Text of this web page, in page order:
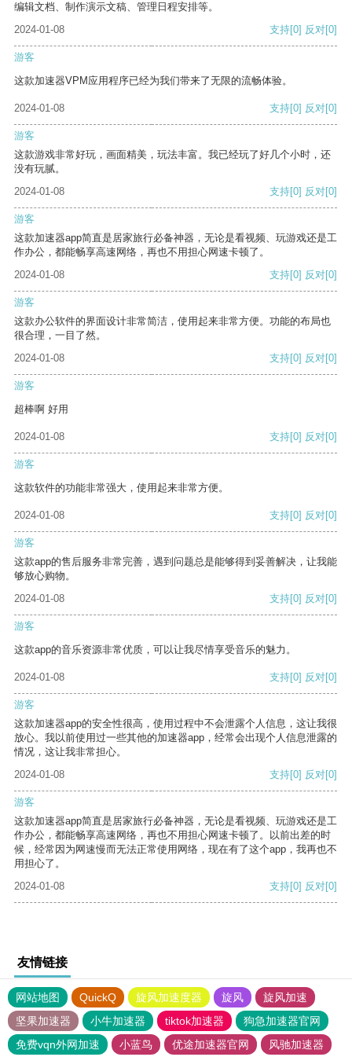
编辑文档、制作演示文稿、管理日程安排等。
2024-01-08
支持[0] 反对[0]
游客
这款加速器VPM应用程序已经为我们带来了无限的流畅体验。
2024-01-08 支持[0] 反对[0]
游客
这款游戏非常好玩，画面精美，玩法丰富。我已经玩了好几个小时，还
没有玩腻。
2024-01-08
支持[0] 反对[0]
游客
这款加速器app简直是居家旅行必备神器，无论是看视频、玩游戏还是工
作办公，都能畅享高速网络，再也不用担心网速卡顿了。
2024-01-08
支持[0] 反对[0]
游客
这款办公软件的界面设计非常简洁，使用起来非常方便。功能的布局也
很合理，一目了然。
2024-01-08
支持[0] 反对[0]
游客
超棒啊 好用
2024-01-08 支持[0] 反对[0]
游客
这款软件的功能非常强大，使用起来非常方便。
2024-01-08 支持[0] 反对[0]
游客
这款app的售后服务非常完善，遇到问题总是能够得到妥善解决，让我能
够放心购物。
2024-01-08
支持[0] 反对[0]
游客
这款app的音乐资源非常优质，可以让我尽情享受音乐的魅力。
2024-01-08 支持[0] 反对[0]
游客
这款加速器app的安全性很高，使用过程中不会泄露个人信息，这让我很
放心。我以前使用过一些其他的加速器app，经常会出现个人信息泄露的
情况，这让我非常担心。
2024-01-08
支持[0] 反对[0]
游客
这款加速器app简直是居家旅行必备神器，无论是看视频、玩游戏还是工
作办公，都能畅享高速网络，再也不用担心网速卡顿了。以前出差的时
候，经常因为网速慢而无法正常使用网络，现在有了这个app，我再也不
用担心了。
2024-01-08
支持[0] 反对[0]
友情链接
网站地图 QuickQ 旋风加速度器 旋风
旋风加速
坚果加速器
小牛加速器 tiktok加速器
狗急加速器官网
免费vqn外网加速
小蓝鸟 优途加速器官网 风驰加速器